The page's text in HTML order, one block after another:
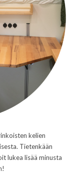
kelien
Tietenkään
lukea lisää minusta